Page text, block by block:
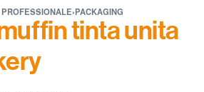
›PACKAGING
tinta unita